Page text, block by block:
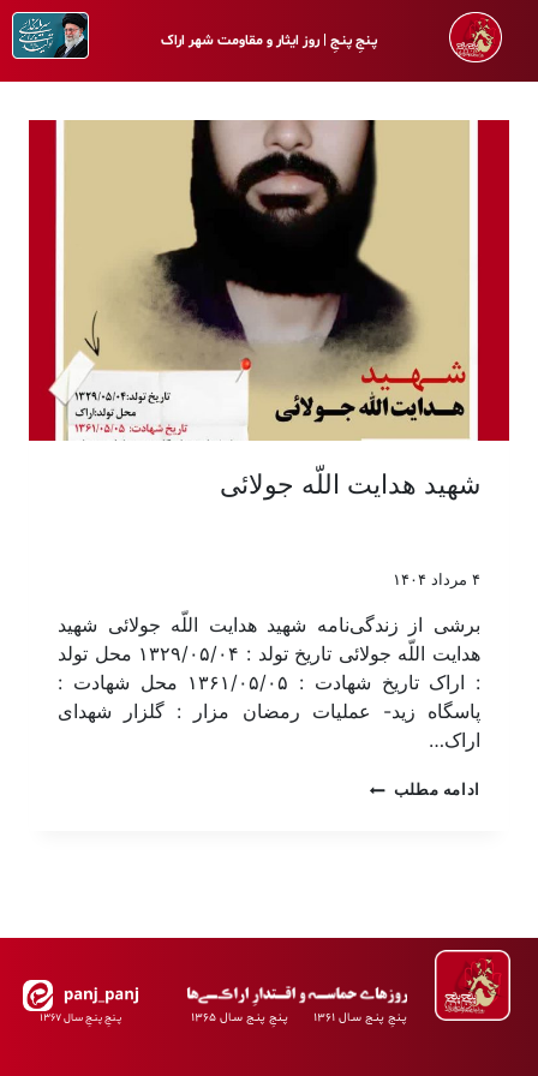
پـنجِ پنـجِ | روز ایثار و مقاومت شهر اراک
شهید هدایت اللّه جولائی
۴ مرداد ۱۴۰۴
برشی از زندگی‌نامه شهید هدایت اللّه جولائی شهید
هدایت اللّه جولائی تاریخ تولد : ۱۳۲۹/۰۵/۰۴ محل تولد
: اراک تاریخ شهادت : ۱۳۶۱/۰۵/۰۵ محل شهادت :
پاسگاه زید- عملیات رمضان مزار : گلزار شهدای
اراک…
ادامه مطلب
پـنجِ پنـج سـال ۱۳۶۱ پـنجِ پنـج سـال ۱۳۶۵ پـنجِ پنـجِ سـال ۱۳۶۷